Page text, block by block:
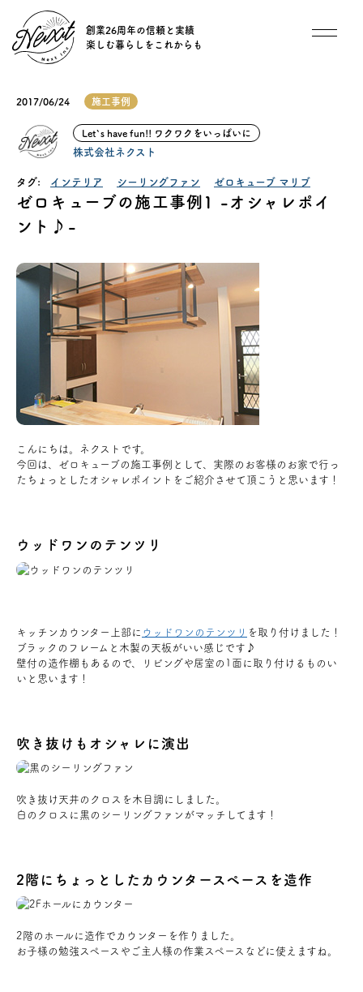
創業26周年の信頼と実績
楽しむ暮らしをこれからも
住宅商品
イベント
オススメ物件
オーナー様インタビュー
ごあいさつ
チーム紹介
アクセス
ブログ
キャンペーン
プライバシーポリシー
お問い合わせ
会員登録
オンライン無料相談
お電話
営業時間: AM9:30-PM8:00
定休: 水曜・第一火曜
2017/06/24 施工事例
Let`s have fun!! ワクワクをいっぱいに
株式会社ネクスト
タグ: インテリア シーリングファン ゼロキューブ マリブ
ゼロキューブの施工事例1 -オシャレポイ
ント♪-
こんにちは。ネクストです。
今回は、ゼロキューブの施工事例として、実際のお客様のお家で行っ
たちょっとしたオシャレポイントをご紹介させて頂こうと思います！
ウッドワンのテンツリ
キッチンカウンター上部に ウッドワンのテンツリ を取り付けました！
ブラックのフレームと木製の天板がいい感じです♪
壁付の造作棚もあるので、リビングや居室の1面に取り付けるものい
いと思います！
吹き抜けもオシャレに演出
吹き抜け天井のクロスを木目調にしました。
白のクロスに黒のシーリングファンがマッチしてます！
2階にちょっとしたカウンタースペースを造作
2階のホールに造作でカウンターを作りました。
お子様の勉強スペースやご主人様の作業スペースなどに使えますね。